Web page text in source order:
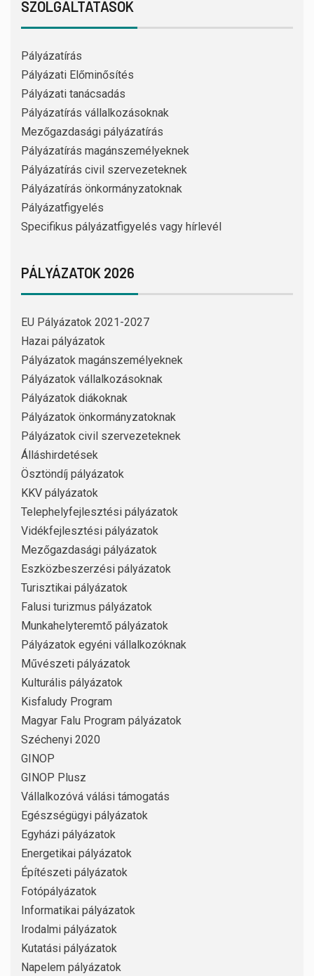
SZOLGÁLTATÁSOK
Pályázatírás
Pályázati Előminősítés
Pályázati tanácsadás
Pályázatírás vállalkozásoknak
Mezőgazdasági pályázatírás
Pályázatírás magánszemélyeknek
Pályázatírás civil szervezeteknek
Pályázatírás önkormányzatoknak
Pályázatfigyelés
Specifikus pályázatfigyelés vagy hírlevél
PÁLYÁZATOK 2026
EU Pályázatok 2021-2027
Hazai pályázatok
Pályázatok magánszemélyeknek
Pályázatok vállalkozásoknak
Pályázatok diákoknak
Pályázatok önkormányzatoknak
Pályázatok civil szervezeteknek
Álláshirdetések
Ösztöndíj pályázatok
KKV pályázatok
Telephelyfejlesztési pályázatok
Vidékfejlesztési pályázatok
Mezőgazdasági pályázatok
Eszközbeszerzési pályázatok
Turisztikai pályázatok
Falusi turizmus pályázatok
Munkahelyteremtő pályázatok
Pályázatok egyéni vállalkozóknak
Művészeti pályázatok
Kulturális pályázatok
Kisfaludy Program
Magyar Falu Program pályázatok
Széchenyi 2020
GINOP
GINOP Plusz
Vállalkozóvá válási támogatás
Egészségügyi pályázatok
Egyházi pályázatok
Energetikai pályázatok
Építészeti pályázatok
Fotópályázatok
Informatikai pályázatok
Irodalmi pályázatok
Kutatási pályázatok
Napelem pályázatok